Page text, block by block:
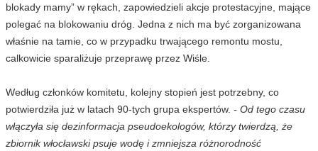
blokady mamy” w rękach, zapowiedzieli akcje protestacyjne, mające
polegać na blokowaniu dróg. Jedna z nich ma być zorganizowana
właśnie na tamie, co w przypadku trwającego remontu mostu,
calkowicie sparaliżuje przeprawę przez Wiśle.
Według członków komitetu, kolejny stopień jest potrzebny, co
potwierdziła już w latach 90-tych grupa ekspertów. - Od tego czasu
włączyła się dezinformacja pseudoekologów, którzy twierdzą, że
zbiornik włocławski psuje wodę i zmniejsza różnorodność